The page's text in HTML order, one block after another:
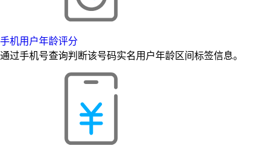
手机用户年龄评分
通过手机号查询判断该号码实名用户年龄区间标签信息。